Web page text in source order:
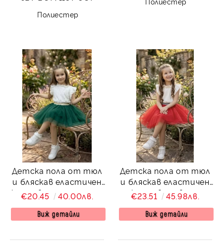
Полиестер
Детска пола от тюл
и бляскав еластичен
колан в тъмнозелено
Касиди
€20.45 40.00лв.
Виж детайли
Детска пола от тюл
и бляскав еластичен
колан в червено
Касиди
€23.51 45.98лв.
Виж детайли